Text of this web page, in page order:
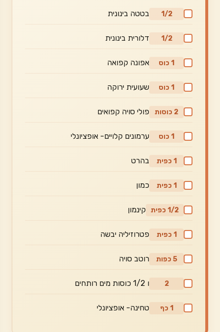
1/2 בטטה בינונית
1/2 דלורית בינונית
1 כוס אפונה קפואה
1 כוס שעועית ירוקה
2 כוסות פולי סויה קפואים
1 כוס ערמונים קלויים- אופציונלי
1 כפית בהרט
1 כפית כמון
1/2 כפית קינמון
1 כפית פטרוזיליה יבשה
5 כפות רוטב סויה
2 ו 1/2 כוסות מים רותחים
1 כף טחינה- אופציונלי